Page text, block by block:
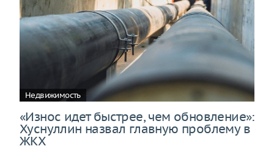
Недвижимость
«Износ идет быстрее, чем обновление»:
Хуснуллин назвал главную проблему в
ЖКХ